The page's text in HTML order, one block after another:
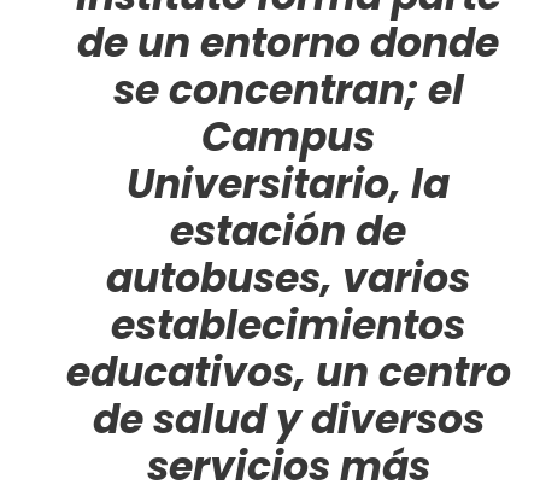
de un entorno donde
se concentran; el
Campus
Universitario, la
estación de
autobuses, varios
establecimientos
educativos, un centro
de salud y diversos
servicios más